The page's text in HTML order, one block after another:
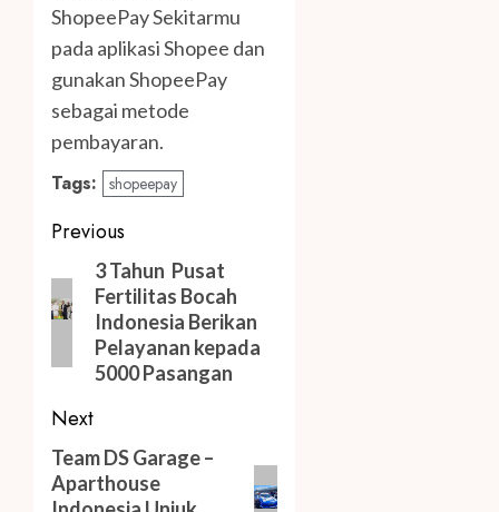
ShopeePay Sekitarmu
pada aplikasi Shopee dan
gunakan ShopeePay
sebagai metode
pembayaran.
Tags: shopeepay
Post
navigation
Previous
Previous
post:
3 Tahun Pusat
Fertilitas Bocah
Indonesia Berikan
Pelayanan kepada
5000 Pasangan
Next
Next
post:
Team DS Garage –
Aparthouse